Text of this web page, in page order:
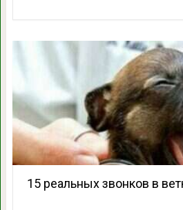
15 реальных звонков в